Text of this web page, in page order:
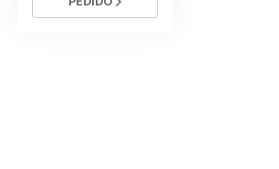
de Estudio